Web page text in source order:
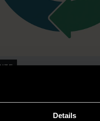
Details
LEGGI DI PIÙ